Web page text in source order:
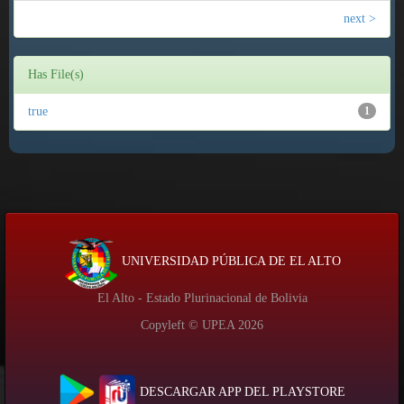
next >
Has File(s)
1
true
UNIVERSIDAD PÚBLICA DE EL ALTO
El Alto - Estado Plurinacional de Bolivia
Copyleft © UPEA 2026
DESCARGAR APP DEL PLAYSTORE